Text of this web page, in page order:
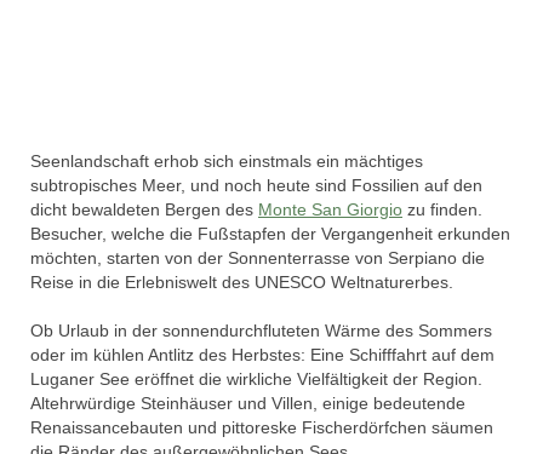
Seenlandschaft erhob sich einstmals ein mächtiges
subtropisches Meer, und noch heute sind Fossilien auf den
dicht bewaldeten Bergen des Monte San Giorgio zu finden.
Besucher, welche die Fußstapfen der Vergangenheit erkunden
möchten, starten von der Sonnenterrasse von Serpiano die
Reise in die Erlebniswelt des UNESCO Weltnaturerbes.
Ob Urlaub in der sonnendurchfluteten Wärme des Sommers
oder im kühlen Antlitz des Herbstes: Eine Schifffahrt auf dem
Luganer See eröffnet die wirkliche Vielfältigkeit der Region.
Altehrwürdige Steinhäuser und Villen, einige bedeutende
Renaissancebauten und pittoreske Fischerdörfchen säumen